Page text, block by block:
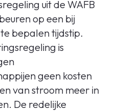
uit de WAFB
op een bij
bepalen tijdstip.
is
geen kosten
van stroom meer in
De redelijke